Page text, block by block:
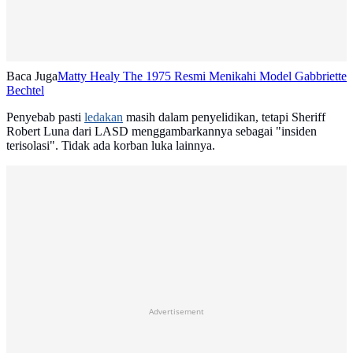
Baca JugaMatty Healy The 1975 Resmi Menikahi Model Gabbriette
Bechtel
Penyebab pasti ledakan masih dalam penyelidikan, tetapi Sheriff
Robert Luna dari LASD menggambarkannya sebagai "insiden
terisolasi". Tidak ada korban luka lainnya.
Advertisement